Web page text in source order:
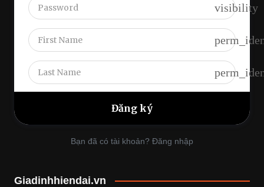
visibility
Bạn đã có tài khoản? Đăng nhập
Giadinhhiendai.vn